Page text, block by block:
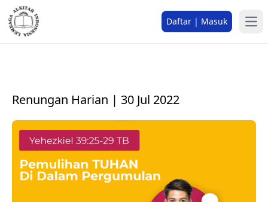
Daftar | Masuk
Renungan Harian | 30 Jul 2022